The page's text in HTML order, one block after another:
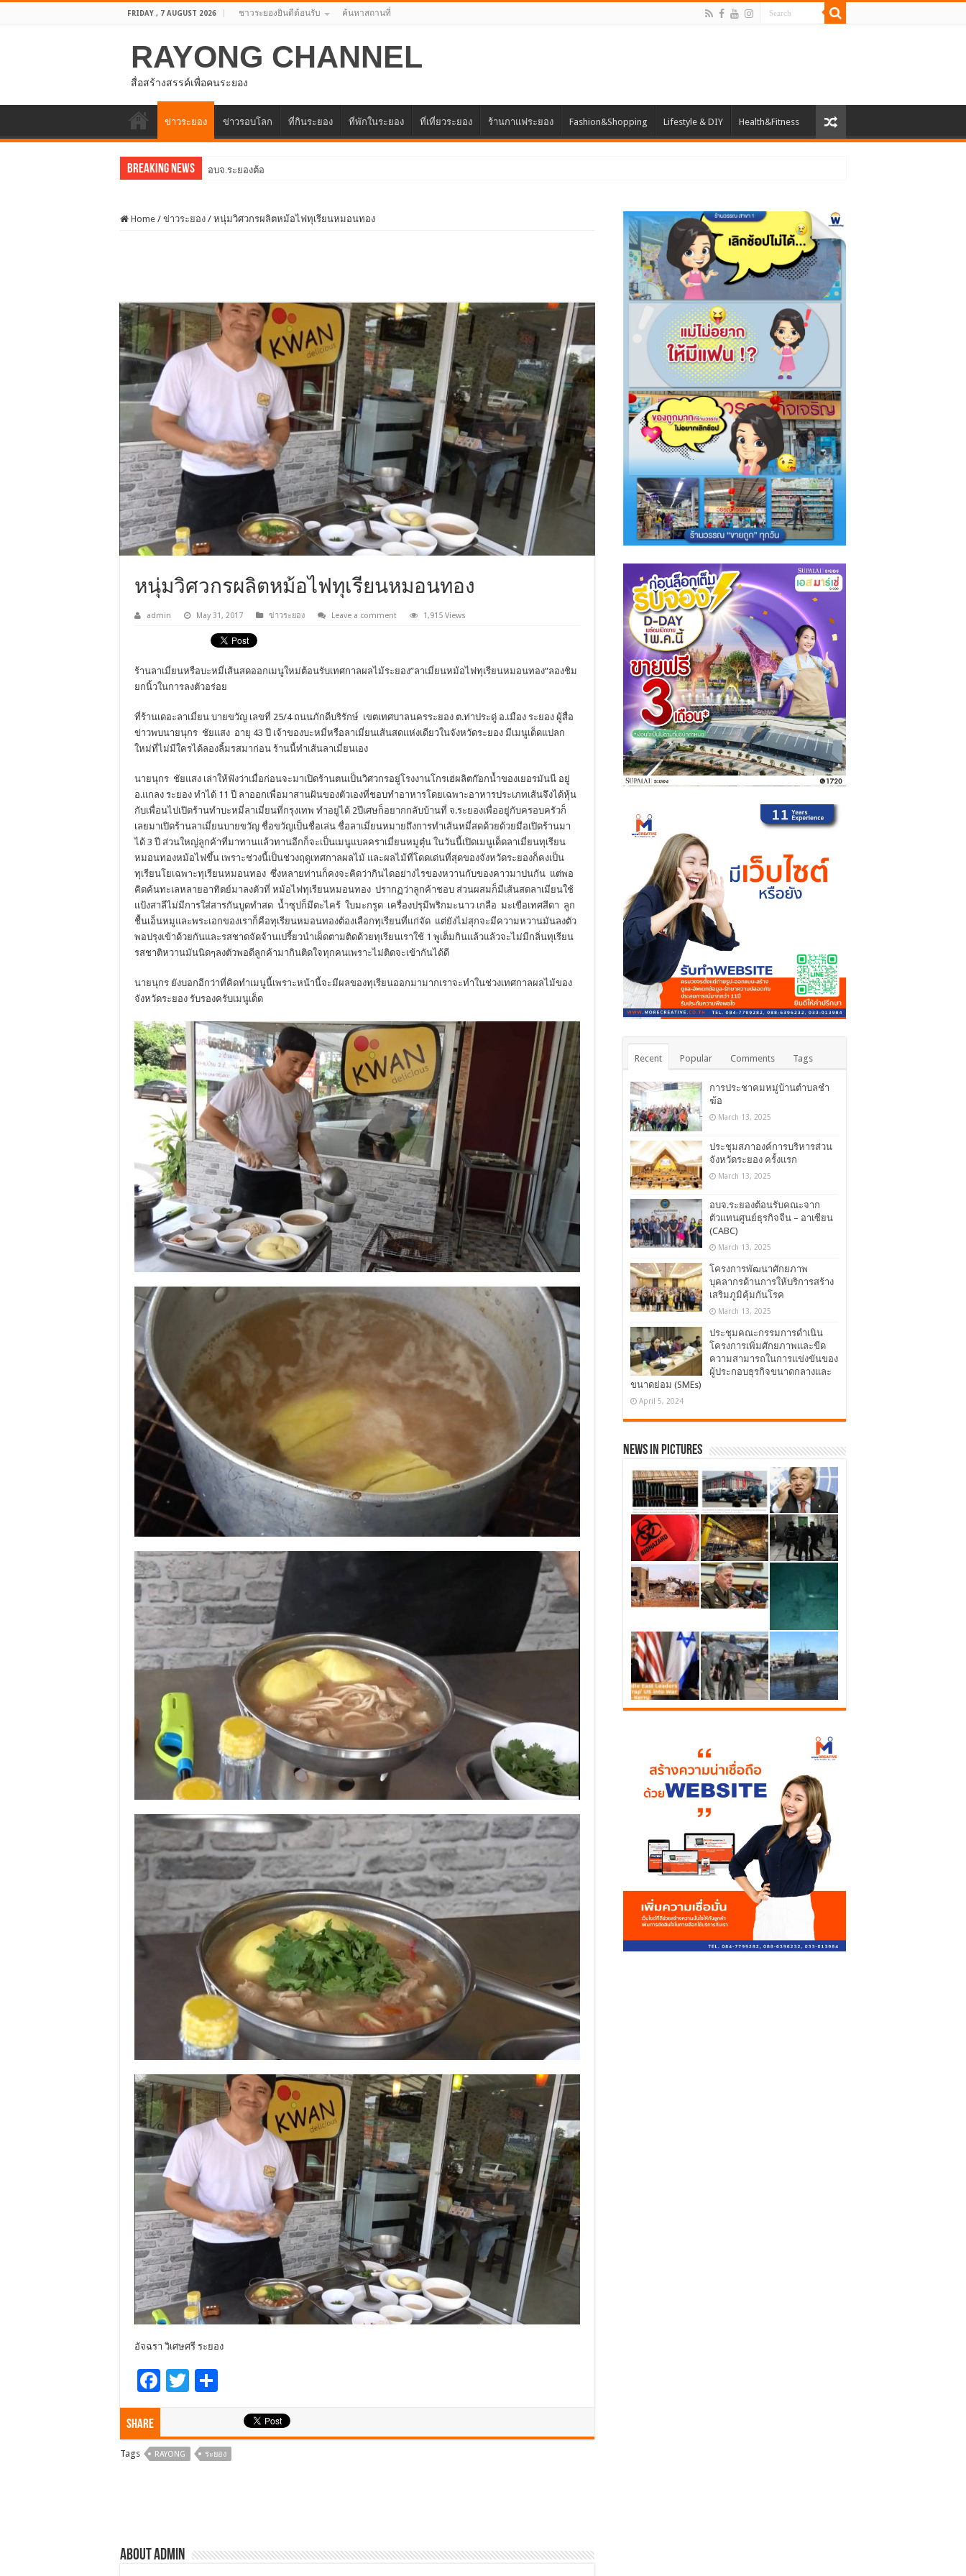
FRIDAY , 7 AUGUST 2026 ชาวระยองยินดีต้อนรับ ค้นหาสถานที่
RAYONG CHANNEL
สื่อสร้างสรรค์เพื่อคนระยอง
ข่าวระยอง ข่าวรอบโลก ที่กินระยอง ที่พักในระยอง ที่เที่ยวระยอง ร้านกาแฟระยอง Fashion&Shopping Lifestyle & DIY Health&Fitness
Breaking News อบจ.ระยองต้อนรับคณะจากตัวแทนศูนย์ธุรกิจจีน – อาเซียน (CABC)
Home / ข่าวระยอง / หนุ่มวิศวกรผลิตหม้อไฟทุเรียนหมอนทอง
หนุ่มวิศวกรผลิตหม้อไฟทุเรียนหมอนทอง
admin May 31, 2017 ข่าวระยอง Leave a comment 1,915 Views
ร้านลาเมี่ยนหรือบะหมี่เส้นสดออกเมนูใหม่ต้อนรับเทศกาลผลไม้ระยอง”ลาเมี่ยนหม้อไฟทุเรียนหมอนทอง”ลองชิม
ยกนิ้วในการลงตัวอร่อย
ที่ร้านเดอะลาเมี่ยน บายขวัญ เลขที่ 25/4 ถนนภักดีบริรักษ์ เขตเทศบาลนครระยอง ต.ท่าประดู่ อ.เมือง ระยอง ผู้สื่อ
ข่าวพบนายนุกร ชัยแสง อายุ 43 ปี เจ้าของบะหมี่หรือลาเมี่ยนเส้นสดแห่งเดียวในจังหวัดระยอง มีเมนูเด็ดแปลก
ใหม่ที่ไม่มีใครได้ลองลิ้มรสมาก่อน ร้านนี้ทำเส้นลาเมี่ยนเอง
นายนุกร ชัยแสง เล่าให้ฟังว่าเมื่อก่อนจะมาเปิดร้านตนเป็นวิศวกรอยู่โรงงานโกรเฮ่ผลิตก๊อกน้ำของเยอรมันนี อยู่
อ.แกลง ระยอง ทำได้ 11 ปี ลาออกเพื่อมาสานฝันของตัวเองที่ชอบทำอาหารโดยเฉพาะอาหารประเภทเส้นจึงได้หุ้น
กับเพื่อนไปเปิดร้านทำบะหมี่ลาเมี่ยนที่กรุงเทพ ทำอยู่ได้ 2ปีเศษก็อยากกลับบ้านที่ จ.ระยองเพื่ออยู่กับครอบครัวก็
เลยมาเปิดร้านลาเมี่ยนบายขวัญ ชื่อขวัญเป็นชื่อเล่น ชื่อลาเมี่ยนหมายถึงการทำเส้นหมี่สดด้วยด้วยมือเปิดร้านมา
ได้ 3 ปี ส่วนใหญ่ลูกค้าที่มาทานแล้วทานอีกก็จะเป็นเมนูแบลคราเมี่ยนหมูตุ๋น ในวันนี้เปิดเมนูเด็ดลาเมี่ยนทุเรียน
หมอนทองหม้อไฟขึ้น เพราะช่วงนี้เป็นช่วงฤดูเทศกาลผลไม้ และผลไม้ที่โดดเด่นที่สุดของจังหวัดระยองก็คงเป็น
ทุเรียนโยเฉพาะทุเรียนหมอนทอง ซึ่งหลายท่านก็คงจะคิดว่ากินไดอย่างไรของหวานกับของคาวมาปนกัน แต่พอ
คิดค้นทะเลหลายอาทิตย์มาลงตัวที่ หม้อไฟทุเรียนหมอนทอง ปรากฏว่าลูกค้าชอบ ส่วนผสมก็มีเส้นสดลาเมียนใช้
แป้งสาลีไม่มีการใส่สารกันบูดทำสด น้ำซุปก็มีตะไคร้ ใบมะกรูด เครื่องปรุมีพริกมะนาว เกลือ มะเขือเทศสีดา ลูก
ชื้นเอ็นหมูและพระเอกของเราก็คือทุเรียนหมอนทองต้องเลือกทุเรียนที่แก่จัด แต่ยังไม่สุกจะมีความหวานมันลงตัว
พอปรุงเข้าด้วยกันและรสชาดจัดจ้านเปรี้ยวนำเผ็ดตามติดด้วยทุเรียนเราใช้ 1 พูเต็มกินแล้วแล้วจะไม่มีกลิ่นทุเรียน
รสชาติหวานมันนิดๆลงตัวพอดีลูกค้ามากินติดใจทุกคนเพราะไม่ติดจะเข้ากันได้ดี
นายนุกร ยังบอกอีกว่าที่คิดทำเมนูนี้เพราะหน้านี้จะมีผลของทุเรียนออกมามากเราจะทำในช่วงเทศกาลผลไม้ของ
จังหวัดระยอง รับรองครับเมนูเด็ด
อัจฉรา วิเศษศรี ระยอง
F
b
T
er e
Share
Tags RAYONG ระยอง
About admin
Recent Popular Comments Tags
การประชาคมหมู่บ้านตำบลชำ
ฆ้อ
March 13, 2025
ประชุมสภาองค์การบริหารส่วน
จังหวัดระยอง ครั้งแรก
March 13, 2025
อบจ.ระยองต้อนรับคณะจาก
ตัวแทนศูนย์ธุรกิจจีน – อาเซียน
(CABC)
March 13, 2025
โครงการพัฒนาศักยภาพ
บุคลากรด้านการให้บริการสร้าง
เสริมภูมิคุ้มกันโรค
March 13, 2025
ประชุมคณะกรรมการดำเนิน
โครงการเพิ่มศักยภาพและขีด
ความสามารถในการแข่งขันของ
ผู้ประกอบธุรกิจขนาดกลางและ
ขนาดย่อม (SMEs)
April 5, 2024
News in Pictures